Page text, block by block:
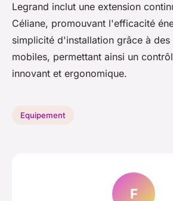
Legrand inclut une extension
Céliane, promouvant l'efficacité
simplicité d'installation grâce à
mobiles, permettant ainsi un
innovant et ergonomique.
Equipement
F